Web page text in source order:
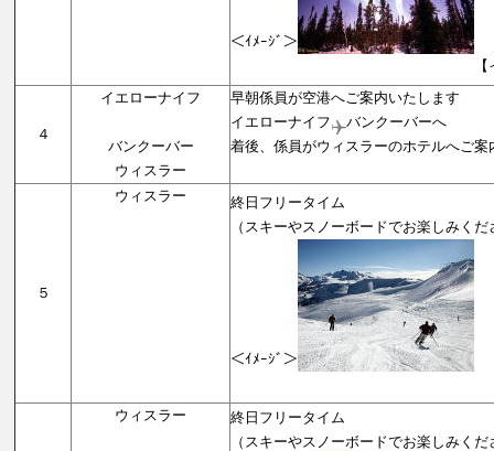
＜ｲﾒｰｼﾞ＞
【イエローナ
４
イエローナイフ
バンクーバー
ウィスラー
早朝係員が空港へご案内いたします
イエローナイフ
バンクーバーへ
着後、係員がウィスラーのホテルへご案
５
ウィスラー
終日フリータイム
（スキーやスノーボードでお楽しみくだ
＜ｲﾒｰｼﾞ＞
ウィスラー
終日フリータイム
（スキーやスノーボードでお楽しみくだ